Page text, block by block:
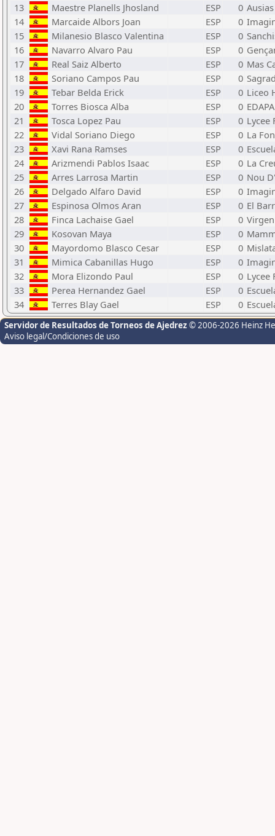
13
Maestre Planells Jhosland ESP 0
14
Marcaide Albors Joan ESP 0
15
Milanesio Blasco Valentina ESP 0
16
Navarro Alvaro Pau ESP 0
17
Real Saiz Alberto ESP 0 Mas
18
Soriano Campos Pau ESP 0
19
Tebar Belda Erick ESP 0 Liceo
20
Torres Biosca Alba ESP 0 EDAPA
21
Tosca Lopez Pau ESP 0 Lycee
22
Vidal Soriano Diego ESP 0 La
23
Xavi Rana Ramses ESP 0
24
Arizmendi Pablos Isaac ESP 0 La
25
Arres Larrosa Martin ESP 0 Nou
26
Delgado Alfaro David ESP 0
27
Espinosa Olmos Aran ESP 0 El
28
Finca Lachaise Gael ESP 0
29
Kosovan Maya ESP 0
30
Mayordomo Blasco Cesar ESP 0
31
Mimica Cabanillas Hugo ESP 0
32
Mora Elizondo Paul ESP 0 Lycee
33
Perea Hernandez Gael ESP 0
34
Terres Blay Gael ESP 0
Servidor de Resultados de Torneos de Ajedrez © 2006-2026 Heinz
Aviso legal/Condiciones de uso